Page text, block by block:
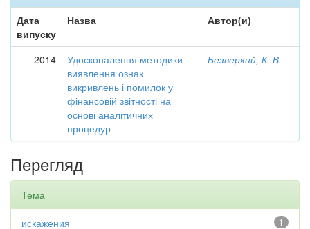
Дата
випуску
Назва Автор(и)
2014
Удосконалення методики
виявлення ознак
викривлень і помилок у
фінансовій звітності на
основі аналітичних
процедур
Безверхий, К. В.
Перегляд
Тема
1
искажения